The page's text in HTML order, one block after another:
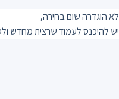
לא הוגדרה שום בחירה,
יש להיכנס לעמוד שרצית מחדש